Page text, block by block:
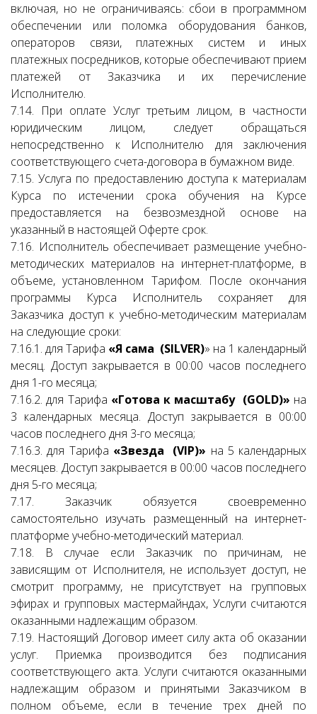
включая, но не ограничиваясь: сбои в программном
обеспечении или поломка оборудования банков,
операторов связи, платежных систем и иных
платежных посредников, которые обеспечивают прием
платежей от Заказчика и их перечисление
Исполнителю.
7.14. При оплате Услуг третьим лицом, в частности
юридическим лицом, следует обращаться
непосредственно к Исполнителю для заключения
соответствующего счета-договора в бумажном виде.
7.15. Услуга по предоставлению доступа к материалам
Курса по истечении срока обучения на Курсе
предоставляется на безвозмездной основе на
указанный в настоящей Оферте срок.
7.16. Исполнитель обеспечивает размещение учебно-
методических материалов на интернет-платформе, в
объеме, установленном Тарифом. После окончания
программы Курса Исполнитель сохраняет для
Заказчика доступ к учебно-методическим материалам
на следующие сроки:
7.16.1. для Тарифа «Я сама (SILVER)» на 1 календарный
месяц. Доступ закрывается в 00:00 часов последнего
дня 1-го месяца;
7.16.2. для Тарифа «Готова к масштабу (GOLD)» на
3 календарных месяца. Доступ закрывается в 00:00
часов последнего дня 3-го месяца;
7.16.3. для Тарифа «Звезда (VIP)» на 5 календарных
месяцев. Доступ закрывается в 00:00 часов последнего
дня 5-го месяца;
7.17. Заказчик обязуется своевременно
самостоятельно изучать размещенный на интернет-
платформе учебно-методический материал.
7.18. В случае если Заказчик по причинам, не
зависящим от Исполнителя, не использует доступ, не
смотрит программу, не присутствует на групповых
эфирах и групповых мастермайндах, Услуги считаются
оказанными надлежащим образом.
7.19. Настоящий Договор имеет силу акта об оказании
услуг. Приемка производится без подписания
соответствующего акта. Услуги считаются оказанными
надлежащим образом и принятыми Заказчиком в
полном объеме, если в течение трех дней по